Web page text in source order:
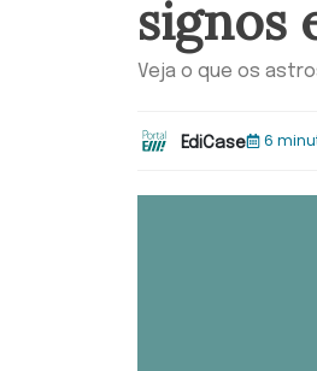
signos
Veja o que os
EdiCase 6